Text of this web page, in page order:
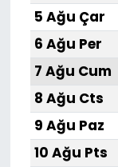
5 Ağu Çar
6 Ağu Per
7 Ağu Cum
8 Ağu Cts
9 Ağu Paz
10 Ağu Pts